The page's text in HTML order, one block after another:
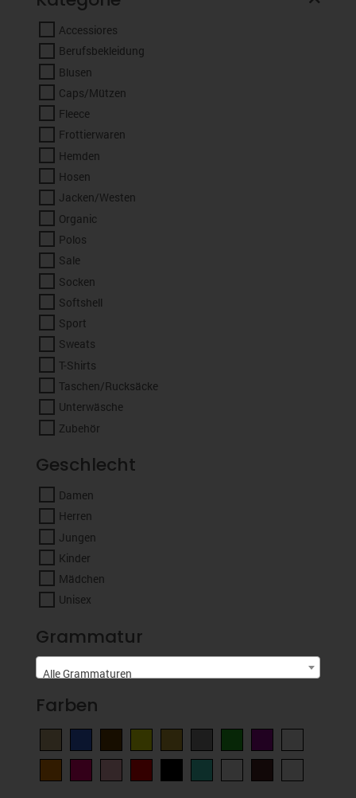
Accessiores
Berufsbekleidung
Blusen
Caps/Mützen
Fleece
Frottierwaren
Hemden
Hosen
Jacken/Westen
Organic
Polos
Sale
Socken
Softshell
Sport
Sweats
T-Shirts
Taschen/Rucksäcke
Unterwäsche
Zubehör
Geschlecht
Damen
Herren
Jungen
Kinder
Mädchen
Unisex
Grammatur
Alle Grammaturen
Farben